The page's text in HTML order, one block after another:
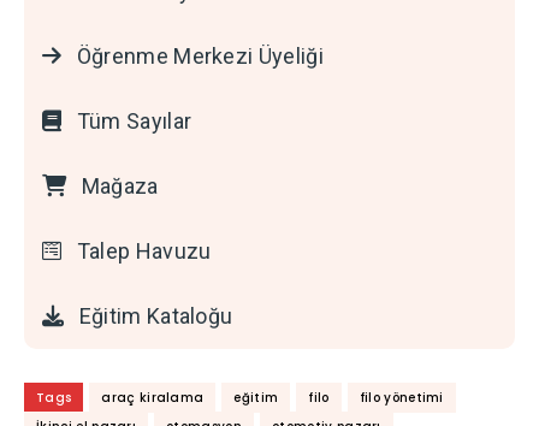
Öğrenme Merkezi Üyeliği
Tüm Sayılar
Mağaza
Talep Havuzu
Eğitim Kataloğu
Tags araç kiralama eğitim filo
filo yönetimi